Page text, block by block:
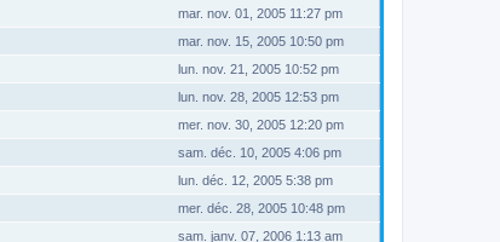
mar. nov. 01, 2005 11:27 pm
mar. nov. 15, 2005 10:50 pm
lun. nov. 21, 2005 10:52 pm
lun. nov. 28, 2005 12:53 pm
mer. nov. 30, 2005 12:20 pm
sam. déc. 10, 2005 4:06 pm
lun. déc. 12, 2005 5:38 pm
mer. déc. 28, 2005 10:48 pm
sam. janv. 07, 2006 1:13 am